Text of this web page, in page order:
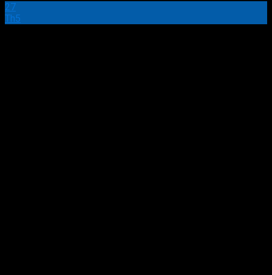
27
Th5